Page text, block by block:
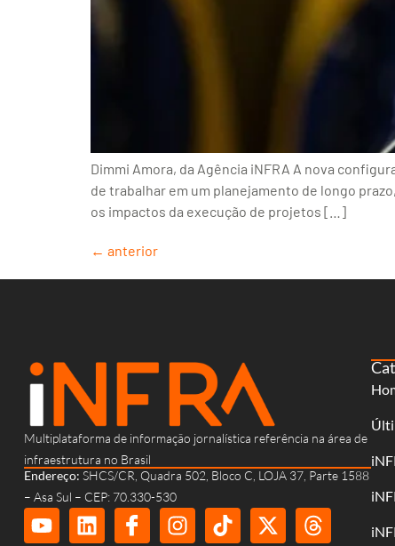
Dimmi Amora, da Agência iNFRA A nova
de trabalhar em um planejamento de longo
os impactos da execução de projetos […]
← anterior
Multiplataforma de informação jornalística referência na área de
infraestrutura no Brasil
Endereço: SHCS/CR, Quadra 502, Bloco C, LOJA 37, Parte 1588
– Asa Sul – CEP: 70.330-530